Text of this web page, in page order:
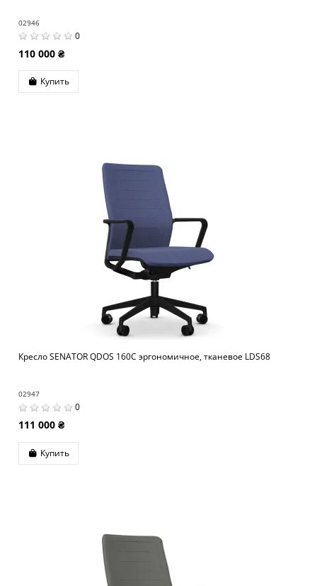
02946
0
110 000 ₴
Купить
Кресло SENATOR QDOS 160C эргономичное, тканевое LDS68
02947
0
111 000 ₴
Купить